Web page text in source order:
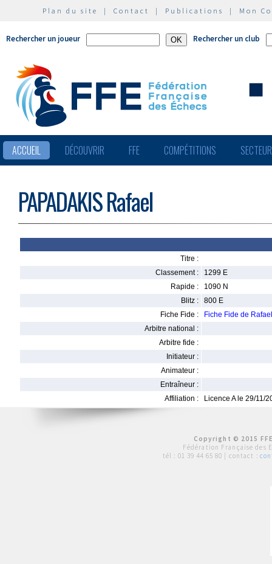
Plan du site | Contact | Publications | Mon
Rechercher un joueur Rechercher un club
ACCUEIL DÉCOUVRIR FFE COMPÉTITIONS
PAPADAKIS Rafael
Titre :
Classement :
1299 E
Rapide :
1090 N
Blitz :
800 E
Fiche Fide :
Fiche Fide de
Arbitre national :
Arbitre fide :
Initiateur :
Animateur :
Entraîneur :
Affiliation :
Licence A le 29/11/
Copyright © 2015
Fédération Française des
tél : 01 39 44 65 80 | contact :